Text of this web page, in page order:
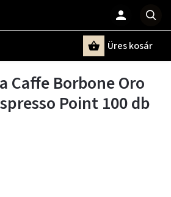
Üres kosár
Caffe Borbone Oro
Point 100 db